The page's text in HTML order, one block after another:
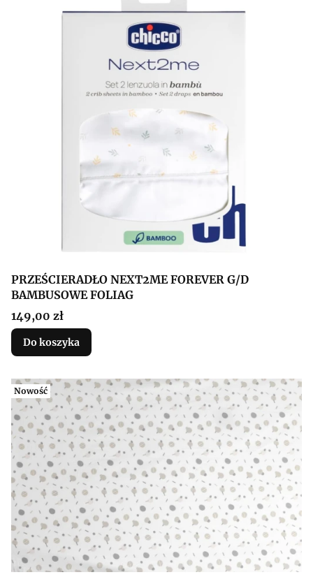
PRZEŚCIERADŁO NEXT2ME FOREVER G/D
BAMBUSOWE FOLIAG
Cena
149,00 zł
Do koszyka
Nowość